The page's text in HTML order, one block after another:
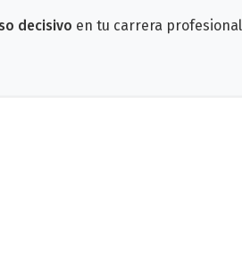
decisivo en tu carrera